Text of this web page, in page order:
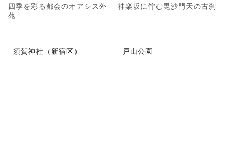
四季を彩る都会のオアシス外
苑
神楽坂に佇む毘沙門天の古刹
須賀神社（新宿区） 戸山公園